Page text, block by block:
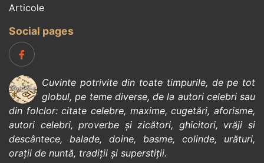
Articole
Social pages
Cuvinte potrivite din toate timpurile, de pe tot
globul, pe teme diverse, de la autori celebrisau
din folclor:citate celebre, maxime,cugetări,aforisme,
autori celebri,proverbe și zicători, ghicitori, vrăji si
descântece, balade, doine, basme, colinde, urături,
orații de nuntă, tradiții și superstiții.